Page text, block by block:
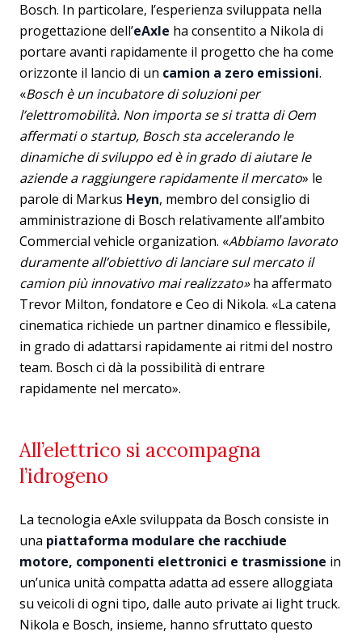
Bosch. In particolare, l’esperienza sviluppata nella
progettazione dell’eAxle ha consentito a Nikola di
portare avanti rapidamente il progetto che ha come
orizzonte il lancio di un camion a zero emissioni.
«Bosch è un incubatore di soluzioni per
l’elettromobilità. Non importa se si tratta di Oem
affermati o startup, Bosch sta accelerando le
dinamiche di sviluppo ed è in grado di aiutare le
aziende a raggiungere rapidamente il mercato» le
parole di Markus Heyn, membro del consiglio di
amministrazione di Bosch relativamente all’ambito
Commercial vehicle organization. «Abbiamo lavorato
duramente all’obiettivo di lanciare sul mercato il
camion più innovativo mai realizzato»ha affermato
Trevor Milton, fondatore e Ceo di Nikola. «La catena
cinematica richiede un partner dinamico e flessibile,
in grado di adattarsi rapidamente ai ritmi del nostro
team. Bosch ci dà la possibilità di entrare
rapidamente nel mercato».
All’elettrico si accompagna
l’idrogeno
La tecnologia eAxle sviluppata da Bosch consiste in
una piattaforma modulare che racchiude
motore, componenti elettronici e trasmissione in
un’unica unità compatta adatta ad essere alloggiata
su veicoli di ogni tipo, dalle auto private ai light truck.
Nikola e Bosch, insieme, hanno sfruttato questo